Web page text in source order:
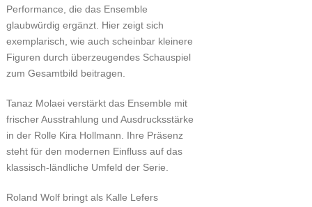
Performance, die das Ensemble
glaubwürdig ergänzt. Hier zeigt sich
exemplarisch, wie auch scheinbar kleinere
Figuren durch überzeugendes Schauspiel
zum Gesamtbild beitragen.
Tanaz Molaei verstärkt das Ensemble mit
frischer Ausstrahlung und Ausdrucksstärke
in der Rolle Kira Hollmann. Ihre Präsenz
steht für den modernen Einfluss auf das
klassisch-ländliche Umfeld der Serie.
Roland Wolf bringt als Kalle Lefers